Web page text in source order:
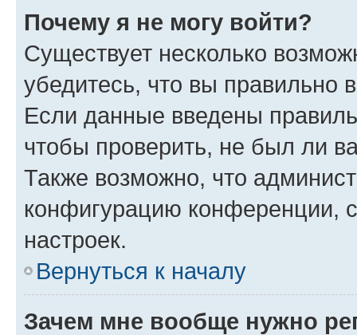
Почему я не могу войти?
Существует несколько
убедитесь, что вы правильно
Если данные введены
чтобы проверить, не был ли
Также возможно, что
конфигурацию конференции,
настроек.
Вернуться к началу
Зачем мне вообще нужно